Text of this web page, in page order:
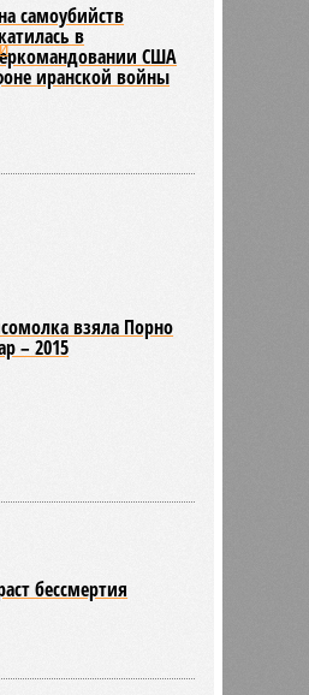
самоубийств
в
США
иранской войны
взяла Порно
– 2015
бессмертия